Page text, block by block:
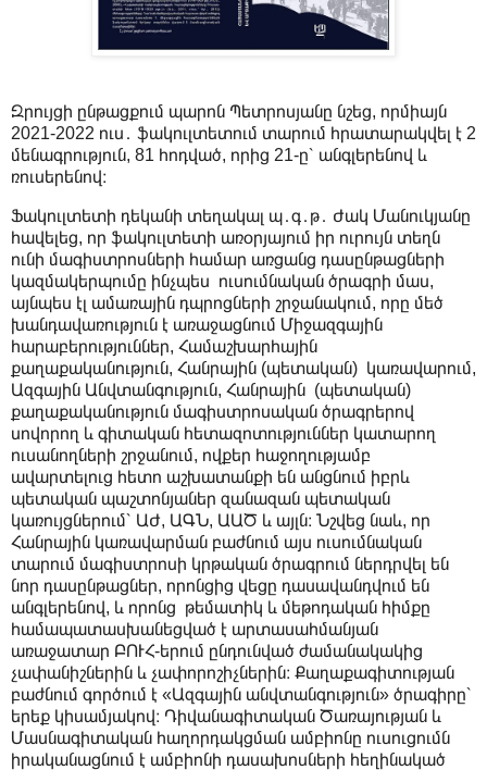
Զրույցի ընթացքում պարոն Պետրոսյանը նշեց, որմիայն
2021-2022 ուս․ ֆակուլտետում տարում հրատարակվել է 2
մենագրություն, 81 հոդված, որից 21-ը՝ անգլերենով և
ռուսերենով։
Ֆակուլտետի դեկանի տեղակալ պ․գ․թ․ Ժակ Մանուկյանը
հավելեց, որ ֆակուլտետի առօրյայում իր ուրույն տեղն
ունի մագիստրոսների համար առցանց դասընթացների
կազմակերպումը ինչպես ուսումնական ծրագրի մաս,
այնպես էլ ամառային դպրոցների շրջանակում, որը մեծ
խանդավառություն է առաջացնում Միջազգային
հարաբերություններ, Համաշխարհային
քաղաքականություն, Հանրային (պետական) կառավարում,
Ազգային Անվտանգություն, Հանրային (պետական)
քաղաքականություն մագիստրոսական ծրագրերով
սովորող և գիտական հետազոտություններ կատարող
ուսանողների շրջանում, ովքեր հաջողությամբ
ավարտելուց հետո աշխատանքի են անցնում իբրև
պետական պաշտոնյաներ զանազան պետական
կառույցներում՝ ԱԺ, ԱԳՆ, ԱԱԾ և այլն։ Նշվեց նաև, որ
Հանրային կառավարման բաժնում այս ուսումնական
տարում մագիստրոսի կրթական ծրագրում ներդրվել են
նոր դասընթացներ, որոնցից վեցը դասավանդվում են
անգլերենով, և որոնց թեմատիկ և մեթոդական հիմքը
համապատասխանեցված է արտասահմանյան
առաջատար ԲՈՒՀ-երում ընդունված ժամանակակից
չափանիշներին և չափորոշիչներին։ Քաղաքագիտության
բաժնում գործում է «Ազգային անվտանգություն» ծրագիրը՝
երեք կիսամյակով։ Դիվանագիտական Ծառայության և
Մասնագիտական հաղորդակցման ամբիոնը ուսուցումն
իրականացնում է ամբիոնի դասախոսների հեղինակած